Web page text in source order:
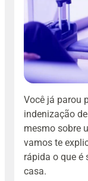
Você já parou
indenização
mesmo sobre
vamos te
rápida o que é
casa.